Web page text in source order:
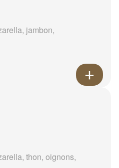
jambon,
thon, oignons,